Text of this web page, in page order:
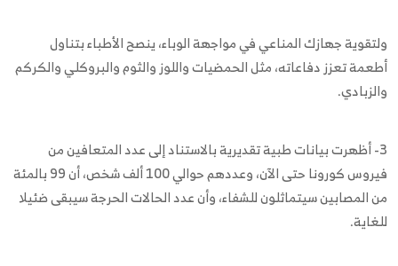
ولتقوية جهازك المناعي في مواجهة الوباء، ينصح الأطباء بتناول
أطعمة تعزز دفاعاته، مثل الحمضيات واللوز والثوم والبروكلي والكركم
والزبادي.
3- أظهرت بيانات طبية تقديرية بالاستناد إلى عدد المتعافين من
فيروس كورونا حتى الآن، وعددهم حوالي 100 ألف شخص، أن 99 بالمئة
من المصابين سيتماثلون للشفاء، وأن عدد الحالات الحرجة سيبقى ضئيلا
للغاية.